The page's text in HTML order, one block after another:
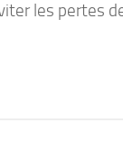
les pertes